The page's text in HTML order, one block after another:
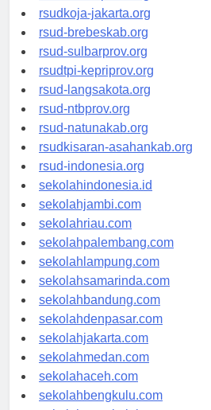
rsud-cilacapkab.org
rsudkoja-jakarta.org
rsud-brebeskab.org
rsud-sulbarprov.org
rsudtpi-kepriprov.org
rsud-langsakota.org
rsud-ntbprov.org
rsud-natunakab.org
rsudkisaran-asahankab.org
rsud-indonesia.org
sekolahindonesia.id
sekolahjambi.com
sekolahriau.com
sekolahpalembang.com
sekolahlampung.com
sekolahsamarinda.com
sekolahbandung.com
sekolahdenpasar.com
sekolahjakarta.com
sekolahmedan.com
sekolahaceh.com